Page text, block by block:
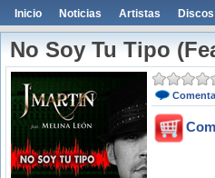
Inicio Noticias Artistas Discos
No Soy Tu Tipo